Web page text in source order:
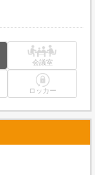
会議室
ロッカー